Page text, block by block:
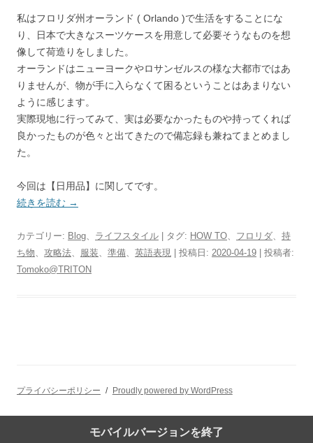
私はフロリダ州オーランド ( Orlando )で生活をすることにな
り、日本で大きなスーツケースを用意して必要そうなものを想
像して荷造りをしました。
オーランドはニューヨークやロサンゼルスの様な大都市ではあ
りませんが、物が手に入らなくて困るということはあまりない
ように感じます。
実際現地に行ってみて、実は必要なかったものや持ってくれば
良かったものが色々と出てきたので備忘録も兼ねてまとめまし
た。
今回は【日用品】に関してです。
続きを読む →
カテゴリー: Blog、 ライフスタイル | タグ: HOW TO、 フロリダ、 持
ち物、 攻略法、 服装、 準備、 英語表現 | 投稿日: 2020-04-19
投稿者:
Tomoko@TRITON
プライバシーポリシー Proudly powered by WordPress
モバイルバージョンを終了